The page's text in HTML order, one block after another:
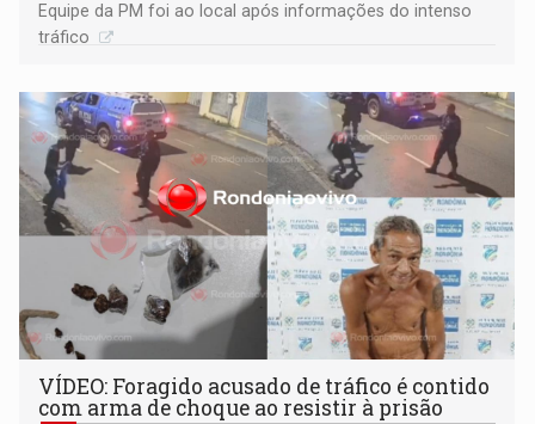
Equipe da PM foi ao local após informações do intenso
tráfico
VÍDEO: Foragido acusado de tráfico é contido
com arma de choque ao resistir à prisão